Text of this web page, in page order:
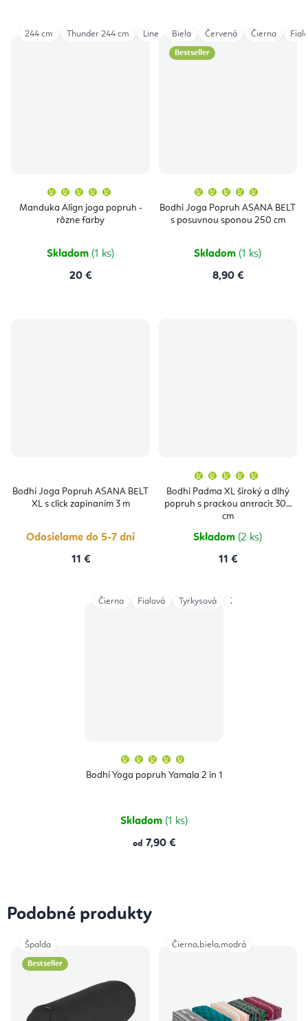
Manduka Align joga popruh -
rôzne farby
produktu
je
Skladom (1 ks)
20 €
244 cm Thunder 244 cm Linen 305 cm
Bestseller
Bodhi Joga Popruh ASANA BELT
s posuvnou sponou 250 cm
produktu
je
5,0
Skladom (1 ks)
8,90 €
Biela Červená Čierna
Bodhi Joga Popruh ASANA BELT
XL s click zapínaním 3 m
Odosielame do 5-7 dní
11 €
Bodhi Padma XL široký a dlhý
popruh s prackou antracit 305
cm
produktu
je
5,0
Skladom (2 ks)
11 €
Bodhi Yoga popruh Yamala 2 in 1
produktu
je
Skladom (1 ks)
od 7,90 €
Čierna Fialová Tyrkysová Zelená
Podobné produkty
Bestseller
Špalda Čierna,biela,modrá